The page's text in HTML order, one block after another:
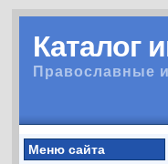
Каталог
Православные
Меню сайта